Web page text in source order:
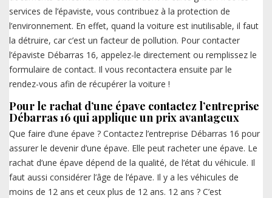
services de l’épaviste, vous contribuez à la protection de
l’environnement. En effet, quand la voiture est inutilisable, il faut
la détruire, car c’est un facteur de pollution. Pour contacter
l’épaviste Débarras 16, appelez-le directement ou remplissez le
formulaire de contact. Il vous recontactera ensuite par le
rendez-vous afin de récupérer la voiture !
Pour le rachat d’une épave contactez l’entreprise
Débarras 16 qui applique un prix avantageux
Que faire d’une épave ? Contactez l’entreprise Débarras 16 pour
assurer le devenir d’une épave. Elle peut racheter une épave. Le
rachat d’une épave dépend de la qualité, de l’état du véhicule. Il
faut aussi considérer l’âge de l’épave. Il y a les véhicules de
moins de 12 ans et ceux plus de 12 ans. 12 ans ? C’est